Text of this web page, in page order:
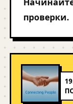
проверки.